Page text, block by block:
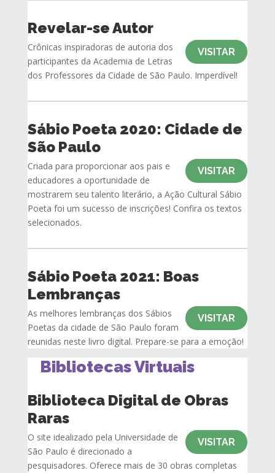
Revelar-se Autor
VISITAR
Crônicas inspiradoras de autoria dos
participantes da Academia de Letras
dos Professores da Cidade de São Paulo. Imperdível!
Sábio Poeta 2020: Cidade de
São Paulo
VISITAR
Criada para proporcionar aos pais e
educadores a oportunidade de
mostrarem seu talento literário, a Ação Cultural Sábio
Poeta foi um sucesso de inscrições! Confira os textos
selecionados.
Sábio Poeta 2021: Boas
Lembranças
VISITAR
As melhores lembranças dos Sábios
Poetas da cidade de São Paulo foram
reunidas neste livro digital. Prepare-se para a emoção!
Bibliotecas Virtuais
Biblioteca Digital de Obras
Raras
VISITAR
O site idealizado pela Universidade de
São Paulo é direcionado a
pesquisadores. Oferece mais de 30 obras completas